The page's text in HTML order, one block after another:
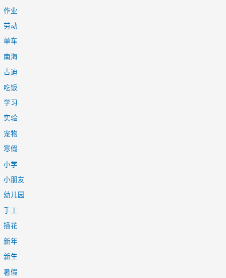
作业
劳动
单车
南海
古迪
吃饭
学习
实验
宠物
寒假
小学
小朋友
幼儿园
手工
插花
新年
新生
暑假